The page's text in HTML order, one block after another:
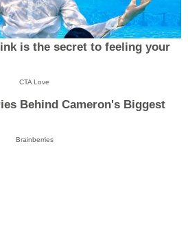
is the secret to feeling your
CTA Love
Behind Cameron's Biggest
Brainberries